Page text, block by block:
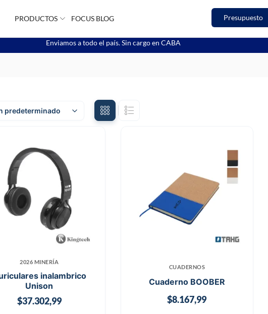
PRODUCTOS FOCUS BLOG Presupuesto
Enviamos a todo el país. Sin cargo en CABA
2026 MINERÍA
inalambrico
Unison
$37.302,99
CUADERNOS
Cuaderno BOOBER
$8.167,99